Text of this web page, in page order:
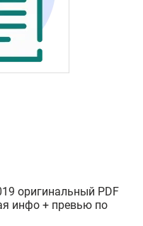
оригинальный PDF
инфо + превью по